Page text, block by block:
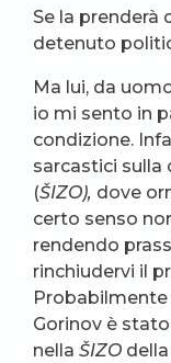
Se la prenderà
detenuto
Ma lui, da
io mi sento in
condizione.
sarcastici sulla
(ŠIZO), dove
certo senso
rendendo
rinchiudervi il
Gorinov è
nella ŠIZO